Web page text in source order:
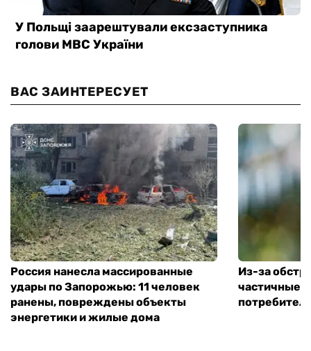
ВАС ЗАИНТЕРЕСУЕТ
Россия нанесла массированные
удары по Запорожью: 11 человек
ранены, повреждены объекты
энергетики и жилые дома
Из-за
частичные